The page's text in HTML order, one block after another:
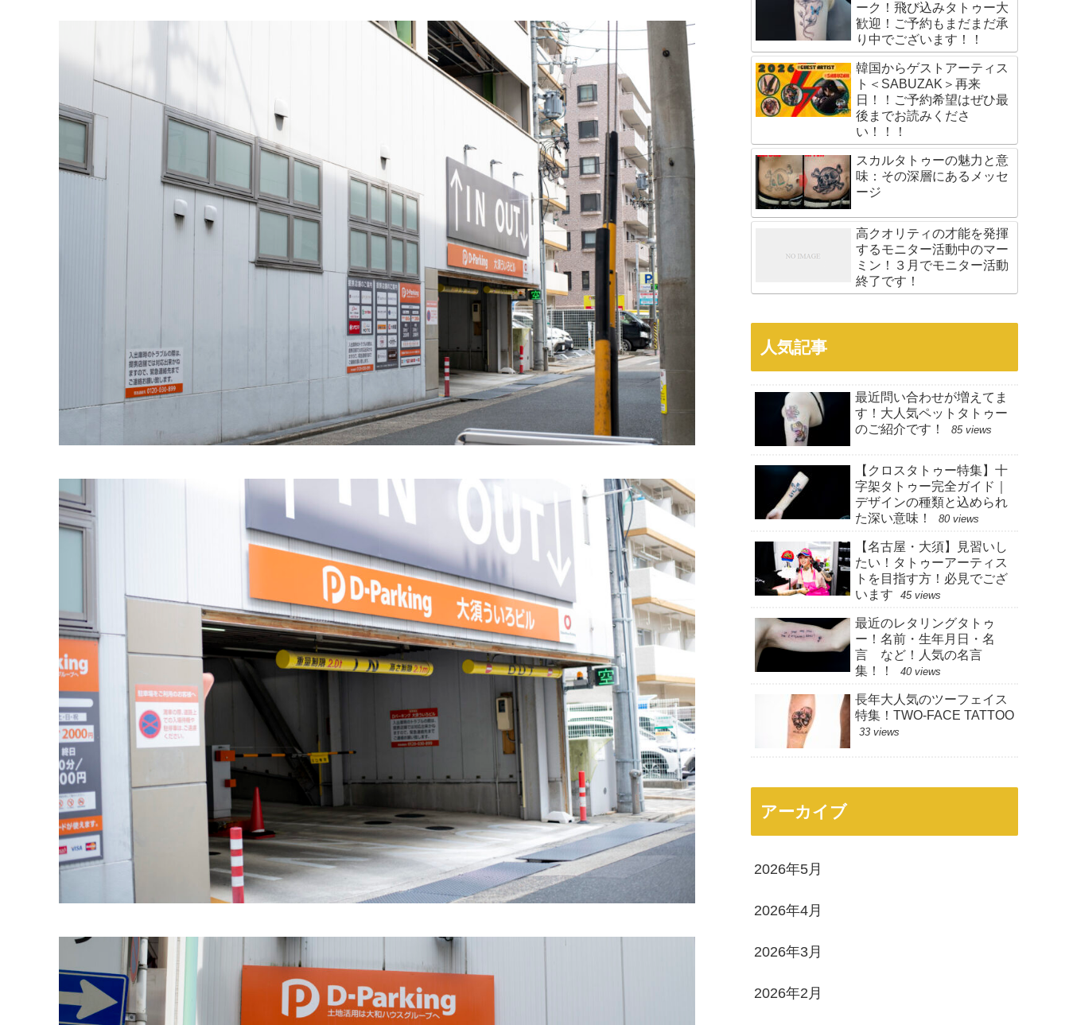
ーク！飛び込みタトゥー大
歓迎！ご予約もまだまだ承
り中でございます！！
韓国からゲストアーティス
ト＜SABUZAK＞再来
日！！ご予約希望はぜひ最
後までお読みくださ
い！！！
スカルタトゥーの魅力と意
味：その深層にあるメッセ
ージ
高クオリティの才能を発揮
するモニター活動中のマー
ミン！３月でモニター活動
終了です！
人気記事
最近問い合わせが増えてま
す！大人気ペットタトゥー
のご紹介です！
85 views
【クロスタトゥー特集】十
字架タトゥー完全ガイド｜
デザインの種類と込められ
た深い意味！
80 views
【名古屋・大須】見習いし
たい！タトゥーアーティス
トを目指す方！必見でござ
います
45 views
最近のレタリングタトゥ
ー！名前・生年月日・名
言 など！人気の名言
集！！
40 views
長年大人気のツーフェイス
特集！TWO-FACE TATTOO
33 views
アーカイブ
2026年5月
2026年4月
2026年3月
2026年2月